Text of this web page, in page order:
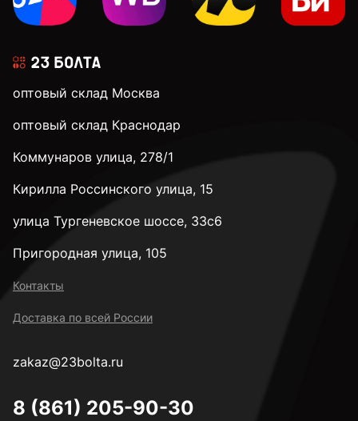
к.п. 10,9
к.п. 12,9
оптовый склад Москва
оптовый склад Краснодар
Коммунаров улица, 278/1
Кирилла Россинского улица, 15
улица Тургеневское шоссе, 33с6
Пригородная улица, 105
Контакты
Доставка по всей России
zakaz@23bolta.ru
8 (861) 205-90-30